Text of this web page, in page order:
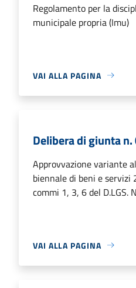
Regolamento per la
municipale propria (Imu)
VAI ALLA PAGINA
Delibera di giunta
Approvvazione variante
biennale di beni e
commi 1, 3, 6 del D.LGS.
VAI ALLA PAGINA